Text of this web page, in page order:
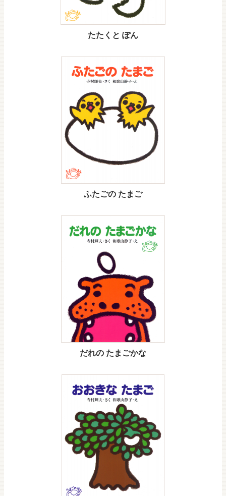
たたくと ぽん
ふたごの たまご
だれの たまごかな